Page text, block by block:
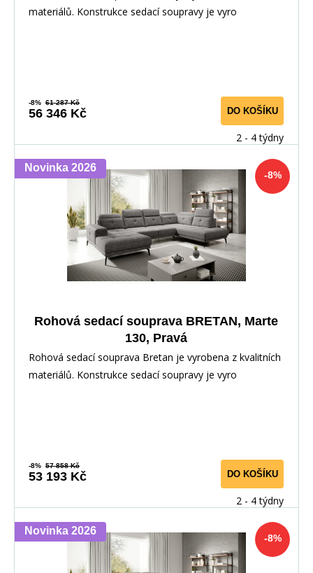
materiálů. Konstrukce sedací soupravy je vyro
-8% 61 287 Kč
56 346 Kč DO KOŠÍKU
2 - 4 týdny
-8%
Novinka 2026
Rohová sedací souprava BRETAN, Marte
130, Pravá
Rohová sedací souprava Bretan je vyrobena z kvalitních
materiálů. Konstrukce sedací soupravy je vyro
-8% 57 858 Kč
53 193 Kč DO KOŠÍKU
2 - 4 týdny
-8%
Novinka 2026